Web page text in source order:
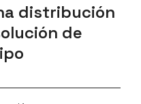
distribución
de